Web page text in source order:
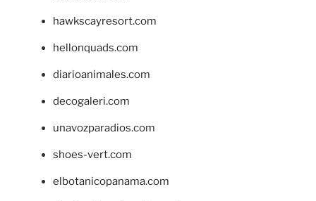
hawkscayresort.com
hellonquads.com
diarioanimales.com
decogaleri.com
unavozparadios.com
shoes-vert.com
elbotanicopanama.com